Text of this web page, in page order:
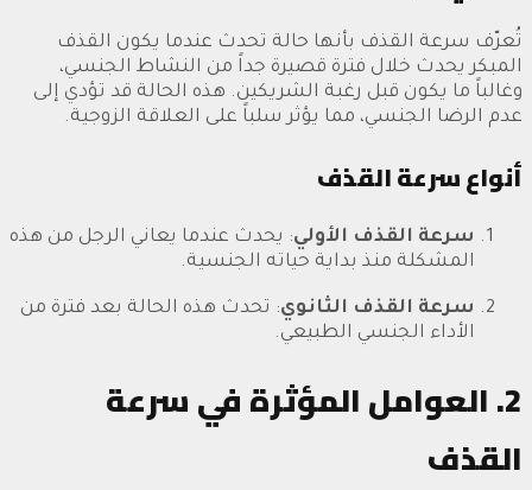
تُعرّف سرعة القذف بأنها حالة تحدث عندما يكون القذف
المبكر يحدث خلال فترة قصيرة جداً من النشاط الجنسي،
وغالباً ما يكون قبل رغبة الشريكين. هذه الحالة قد تؤدي إلى
عدم الرضا الجنسي، مما يؤثر سلباً على العلاقة الزوجية.
أنواع سرعة القذف
سرعة القذف الأولي: يحدث عندما يعاني الرجل من هذه
المشكلة منذ بداية حياته الجنسية.
سرعة القذف الثانوي: تحدث هذه الحالة بعد فترة من
الأداء الجنسي الطبيعي.
2. العوامل المؤثرة في سرعة
القذف